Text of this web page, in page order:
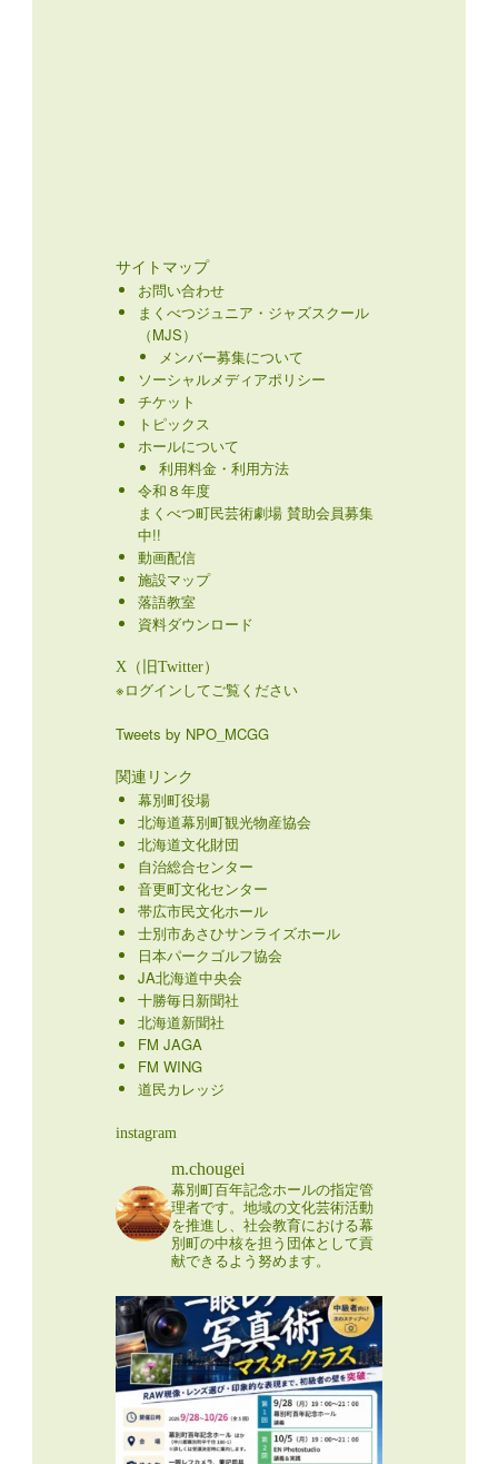
サイトマップ
お問い合わせ
まくべつジュニア・ジャズスクール
（MJS）
メンバー募集について
ソーシャルメディアポリシー
チケット
トピックス
ホールについて
利用料金・利用方法
令和８年度
まくべつ町民芸術劇場 賛助会員募集
中!!
動画配信
施設マップ
落語教室
資料ダウンロード
X（旧Twitter）
※ログインしてご覧ください
Tweets by NPO_MCGG
関連リンク
幕別町役場
北海道幕別町観光物産協会
北海道文化財団
自治総合センター
音更町文化センター
帯広市民文化ホール
士別市あさひサンライズホール
日本パークゴルフ協会
JA北海道中央会
十勝毎日新聞社
北海道新聞社
FM JAGA
FM WING
道民カレッジ
instagram
m.chougei
幕別町百年記念ホールの指定管
理者です。地域の文化芸術活動
を推進し、社会教育における幕
別町の中核を担う団体として貢
献できるよう努めます。